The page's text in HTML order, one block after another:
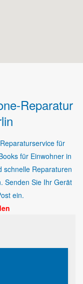
Reparatur
für
für Einwohner in
schnelle Reparaturen
Senden Sie Ihr Gerät
ein.